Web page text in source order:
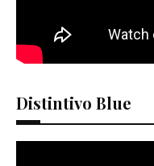
Distintivo Blue